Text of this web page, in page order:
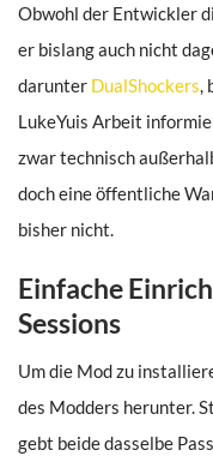
Obwohl der Entwickler
er bislang auch nicht
darunter DualShockers,
LukeYuis Arbeit
zwar technisch
doch eine öffentliche
bisher nicht.
Einfache
Sessions
Um die Mod zu
des Modders herunter.
gebt beide dasselbe